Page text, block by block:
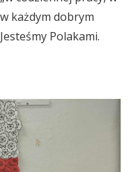
każdym dobrym
Polakami.